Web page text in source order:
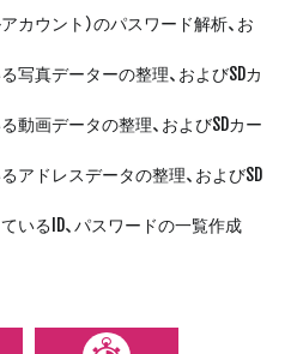
カウント）のパスワード解析、お
写真データーの整理、およびSDカ
動画データの整理、およびSDカー
アドレスデータの整理、およびSD
いるID、パスワードの一覧作成